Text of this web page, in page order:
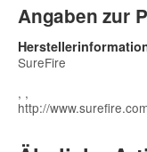
Angaben zur
SureFire
, ,
http://